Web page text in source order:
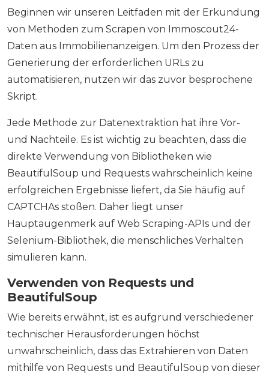
Beginnen wir unseren Leitfaden mit der Erkundung
von Methoden zum Scrapen von Immoscout24-
Daten aus Immobilienanzeigen. Um den Prozess der
Generierung der erforderlichen URLs zu
automatisieren, nutzen wir das zuvor besprochene
Skript.
Jede Methode zur Datenextraktion hat ihre Vor-
und Nachteile. Es ist wichtig zu beachten, dass die
direkte Verwendung von Bibliotheken wie
BeautifulSoup und Requests wahrscheinlich keine
erfolgreichen Ergebnisse liefert, da Sie häufig auf
CAPTCHAs stoßen. Daher liegt unser
Hauptaugenmerk auf Web Scraping-APIs und der
Selenium-Bibliothek, die menschliches Verhalten
simulieren kann.
Verwenden von Requests und
BeautifulSoup
Wie bereits erwähnt, ist es aufgrund verschiedener
technischer Herausforderungen höchst
unwahrscheinlich, dass das Extrahieren von Daten
mithilfe von Requests und BeautifulSoup von dieser